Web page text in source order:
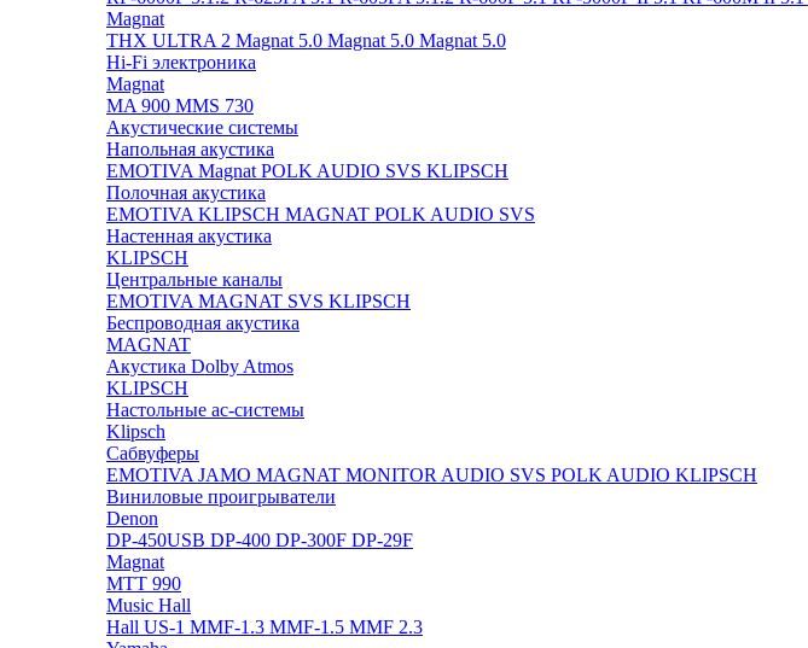
Magnat
THX ULTRA 2 Magnat 5.0 Magnat 5.0 Magnat 5.0
Hi-Fi электроника
Magnat
MA 900 MMS 730
Акустические системы
Напольная акустика
EMOTIVA Magnat POLK AUDIO SVS KLIPSCH
Полочная акустика
EMOTIVA KLIPSCH MAGNAT POLK AUDIO SVS
Настенная акустика
KLIPSCH
Центральные каналы
EMOTIVA MAGNAT SVS KLIPSCH
Беспроводная акустика
MAGNAT
Акустика Dolby Atmos
KLIPSCH
Настольные ас-системы
Klipsch
Сабвуферы
EMOTIVA JAMO MAGNAT MONITOR AUDIO SVS POLK AUDIO KLIPSCH
Виниловые проигрыватели
Denon
DP-450USB DP-400 DP-300F DP-29F
Magnat
MTT 990
Music Hall
Hall US-1 MMF-1.3 MMF-1.5 MMF 2.3